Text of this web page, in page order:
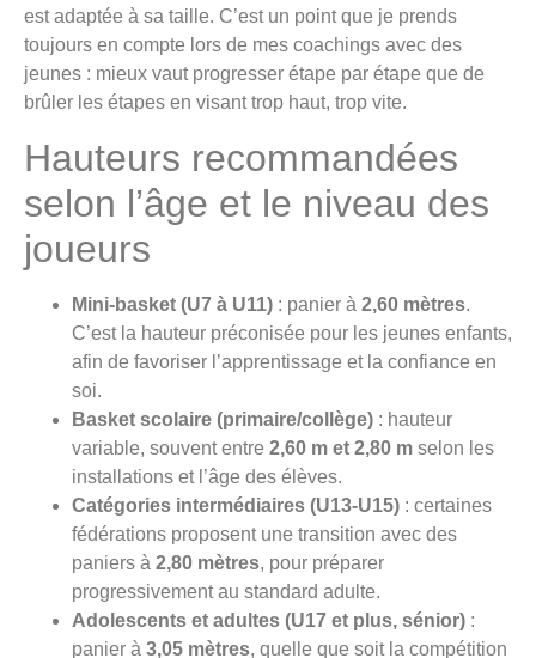
est adaptée à sa taille. C’est un point que je prends
toujours en compte lors de mes coachings avec des
jeunes : mieux vaut progresser étape par étape que de
brûler les étapes en visant trop haut, trop vite.
Hauteurs recommandées
selon l’âge et le niveau des
joueurs
Mini-basket (U7 à U11) : panier à 2,60 mètres.
C’est la hauteur préconisée pour les jeunes enfants,
afin de favoriser l’apprentissage et la confiance en
soi.
Basket scolaire (primaire/collège) : hauteur
variable, souvent entre 2,60 m et 2,80 m selon les
installations et l’âge des élèves.
Catégories intermédiaires (U13-U15) : certaines
fédérations proposent une transition avec des
paniers à 2,80 mètres, pour préparer
progressivement au standard adulte.
Adolescents et adultes (U17 et plus, sénior) :
panier à 3,05 mètres, quelle que soit la compétition